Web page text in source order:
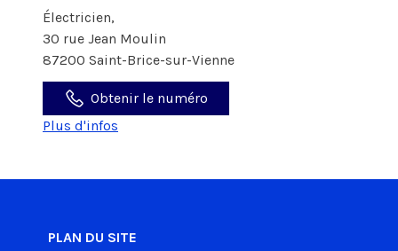
Électricien,
30 rue Jean Moulin
87200 Saint-Brice-sur-Vienne
Obtenir le numéro
Plus d'infos
PLAN DU SITE